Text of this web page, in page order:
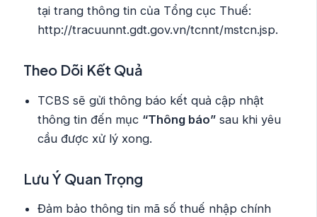
tại trang thông tin của Tổng cục Thuế:
http://tracuunnt.gdt.gov.vn/tcnnt/mstcn.jsp.
Theo Dõi Kết Quả
TCBS sẽ gửi thông báo kết quả cập nhật
thông tin đến mục “Thông báo” sau khi yêu
cầu được xử lý xong.
Lưu Ý Quan Trọng
Đảm bảo thông tin mã số thuế nhập chính